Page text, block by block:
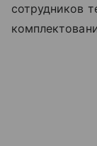
сотрудников